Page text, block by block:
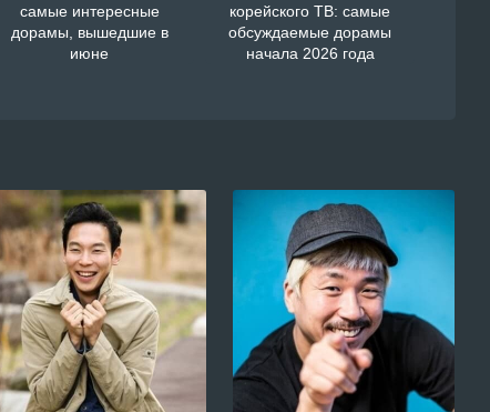
самые интересные
дорамы, вышедшие в
июне
корейского ТВ: самые
обсуждаемые дорамы
начала 2026 года